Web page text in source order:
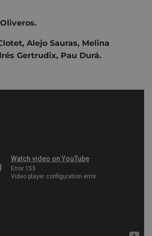
Alejo Sauras, Melina
Gertrudix, Pau Durá.